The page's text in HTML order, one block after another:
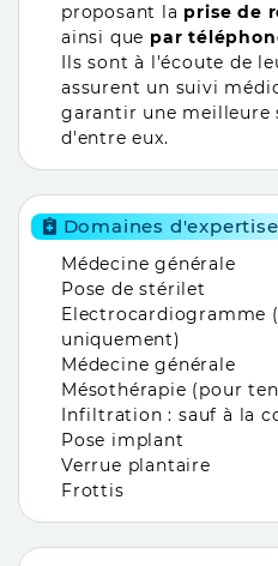
proposant la prise de
ainsi que par
Ils sont à l'écoute de
assurent un suivi
garantir une meilleure
d'entre eux.
Domaines d'expertise
Médecine générale
Pose de stérilet
Electrocardiogramme
uniquement)
Médecine générale
Mésothérapie (pour
Infiltration : sauf à la
Pose implant
Verrue plantaire
Frottis